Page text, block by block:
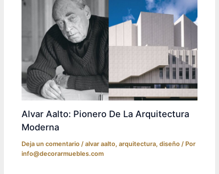
Alvar Aalto: Pionero De La Arquitectura
Moderna
Deja un comentario /alvar aalto,arquitectura,diseño / Por
info@decorarmuebles.com